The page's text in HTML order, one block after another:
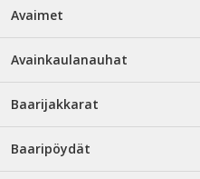
Avaimet
Avainkaulanauhat
Baarijakkarat
Baaripöydät